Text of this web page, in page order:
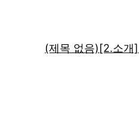
(제목 없음)[2.소개]